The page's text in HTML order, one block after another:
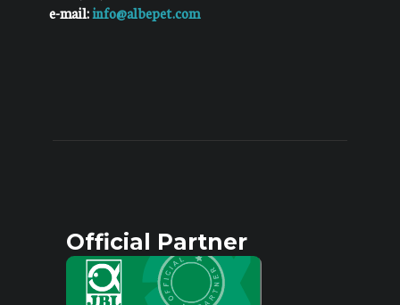
e-mail:info@albepet.com
Official Partner